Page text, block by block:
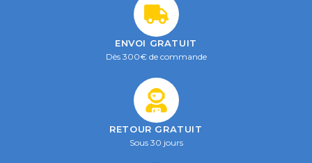
ENVOI GRATUIT
Dès 300€ de commande
RETOUR GRATUIT
Sous 30 jours